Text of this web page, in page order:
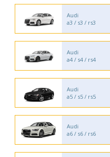
Audi
a3 / s3 / rs3
Audi
a4 / s4 / rs4
Audi
a5 / s5 / rs5
Audi
a6 / s6 / rs6